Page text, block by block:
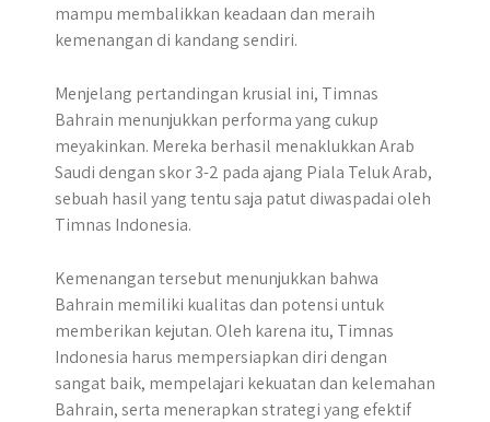
mampu membalikkan keadaan dan meraih
kemenangan di kandang sendiri.​
Menjelang pertandingan krusial ini, Timnas
Bahrain menunjukkan performa yang cukup
meyakinkan. Mereka berhasil menaklukkan Arab
Saudi dengan skor 3-2 pada ajang Piala Teluk Arab,
sebuah hasil yang tentu saja patut diwaspadai oleh
Timnas Indonesia.
Kemenangan tersebut menunjukkan bahwa
Bahrain memiliki kualitas dan potensi untuk
memberikan kejutan. Oleh karena itu, Timnas
Indonesia harus mempersiapkan diri dengan
sangat baik, mempelajari kekuatan dan kelemahan
Bahrain, serta menerapkan strategi yang efektif